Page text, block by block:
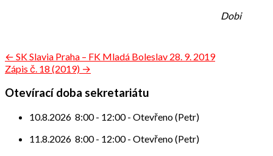
Dobi
Navigace
pro
příspěvek
← SK Slavia Praha – FK Mladá Boleslav 28. 9. 2019
Zápis č. 18 (2019) →
Otevírací doba sekretariátu
10.8.2026 8:00- 12:00- Otevřeno (Petr)
11.8.2026 8:00- 12:00- Otevřeno (Petr)